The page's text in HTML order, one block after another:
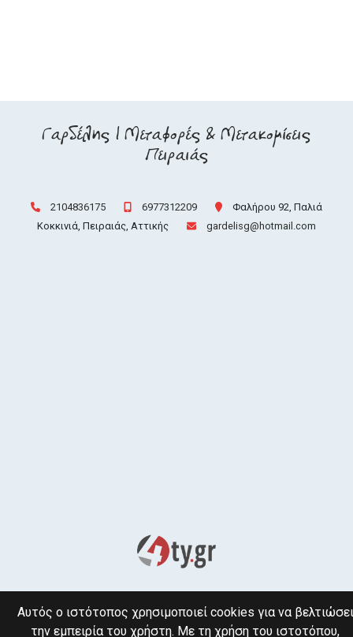
2104836175 6977312209
Φαλήρου 92, Παλιά
Κοκκινιά, Πειραιάς, Αττικής
gardelisg@hotmail.com
Γαρδέλης | Μεταφορές & Μετακομίσεις
Πειραιάς
Αυτός ο ιστότοπος χρησιμοποιεί cookies για να βελτιώσει
την εμπειρία του χρήστη. Με τη χρήση του ιστοτόπου,